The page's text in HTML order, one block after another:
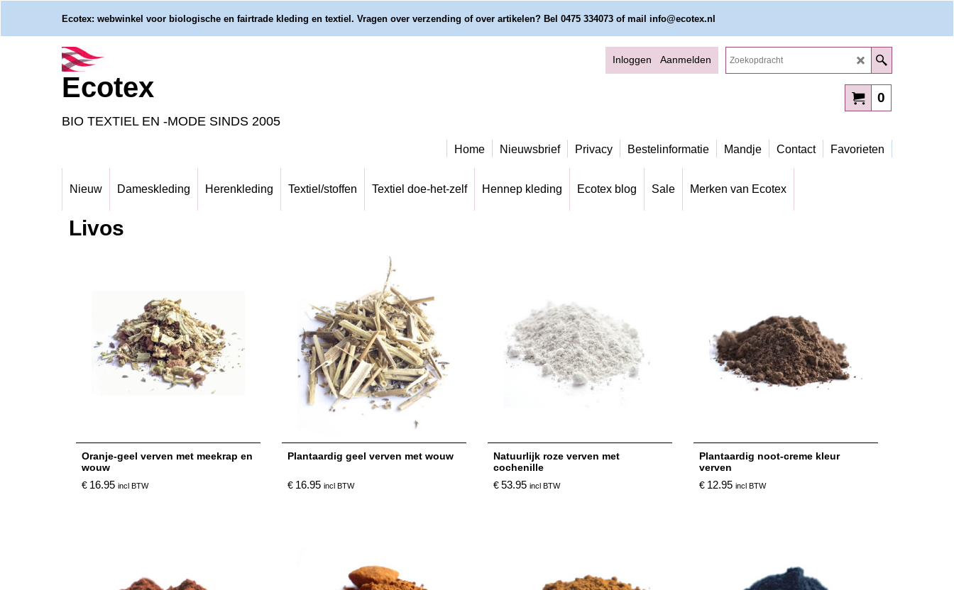
Ecotex: webwinkel voor biologische en fairtrade kleding en textiel. Vragen over verzending of over artikelen? Bel 0475 334073 of mail info@ecotex.nl
Ecotex
BIO TEXTIEL EN -MODE SINDS 2005
Inloggen Aanmelden
0
Home Nieuwsbrief Privacy Bestelinformatie Mandje Contact Favorieten
Nieuw Dameskleding Herenkleding Textiel/stoffen Textiel doe-het-zelf Hennep kleding Ecotex blog Sale Merken van Ecotex
Livos
Oranje-geel verven met meekrap en
wouw
€ 16.95 incl BTW
Plantaardig geel verven met wouw
€ 16.95 incl BTW
Natuurlijk roze verven met
cochenille
€53.95 incl BTW
Plantaardig noot-creme kleur
verven
€ 12.95 incl BTW